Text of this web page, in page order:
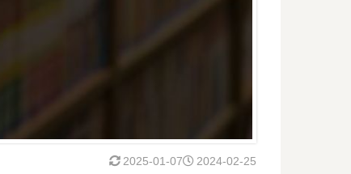
2024-02-25
2025-01-07